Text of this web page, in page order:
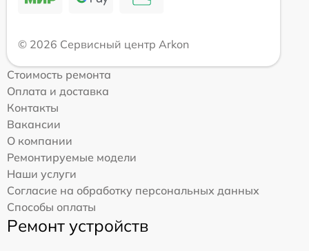
© 2026 Сервисный центр Arkon
Стоимость ремонта
Оплата и доставка
Контакты
Вакансии
О компании
Ремонтируемые модели
Наши услуги
Согласие на обработку персональных данных
Способы оплаты
Ремонт устройств